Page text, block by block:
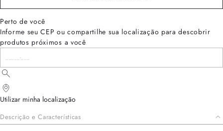
Perto de você
Informe seu CEP ou compartilhe sua localização para descobrir
produtos próximos a você
Utilizar minha localização
Descrição e Características